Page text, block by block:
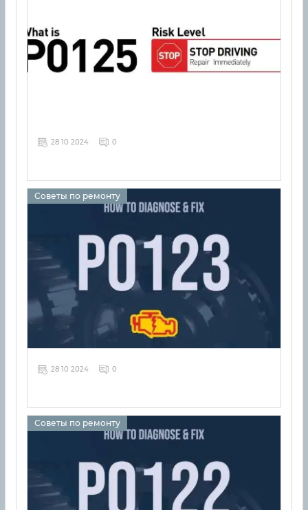
28 10 2024 0
Советы по ремонту
28 10 2024 0
Советы по ремонту